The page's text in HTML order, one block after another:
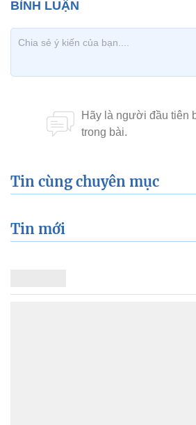
Tin cùng chuyên mục
Tin mới